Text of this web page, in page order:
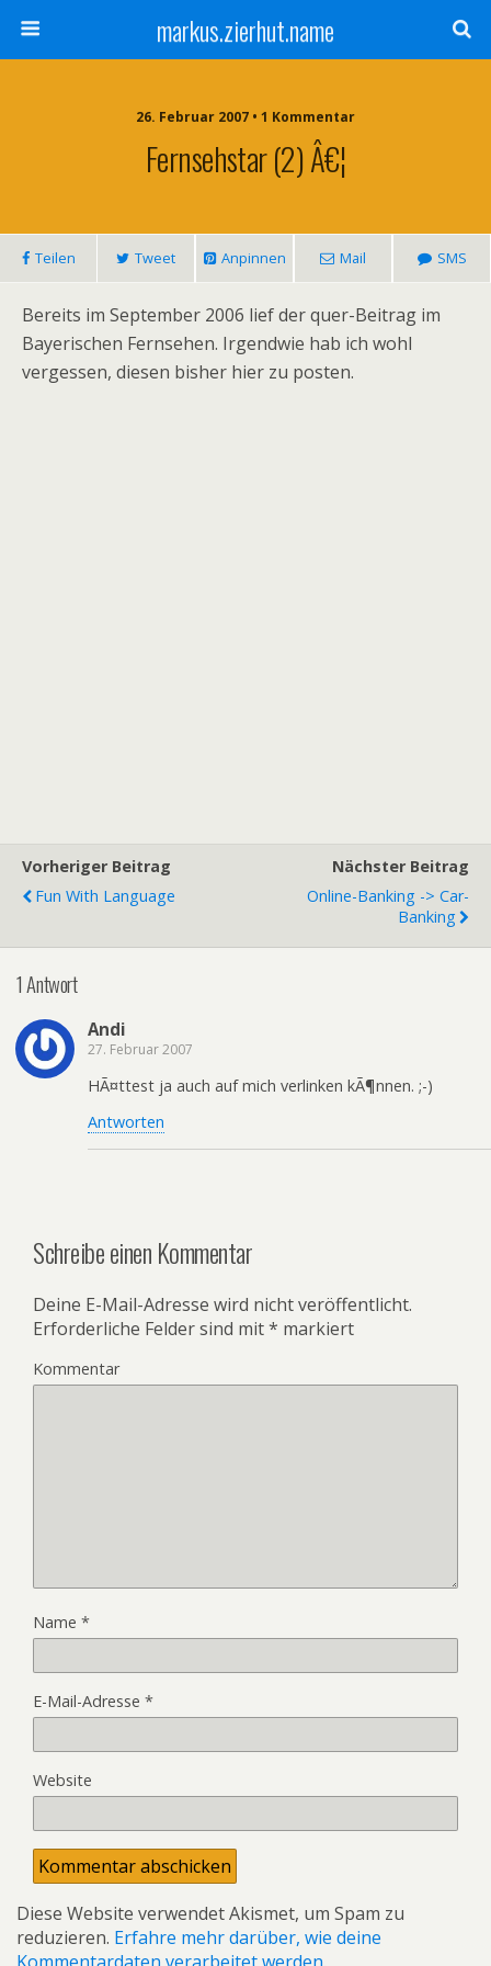
markus.zierhut.name
26. Februar 2007 • 1 Kommentar
Fernsehstar (2) Â€¦
Teilen Tweet Anpinnen Mail SMS
Bereits im September 2006 lief der quer-Beitrag im
Bayerischen Fernsehen. Irgendwie hab ich wohl
vergessen, diesen bisher hier zu posten.
Vorheriger Beitrag
Fun With Language
Nächster Beitrag
Online-Banking -> Car-
Banking
1 Antwort
Andi
27. Februar 2007
HÃ¤ttest ja auch auf mich verlinken kÃ¶nnen. ;-)
Antworten
Schreibe einen Kommentar
Deine E-Mail-Adresse wird nicht veröffentlicht.
Erforderliche Felder sind mit* markiert
Kommentar
Name *
E-Mail-Adresse *
Website
Diese Website verwendet Akismet, um Spam zu
reduzieren. Erfahre mehr darüber, wie deine